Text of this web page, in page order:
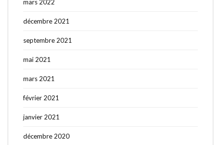
mars 2022
décembre 2021
septembre 2021
mai 2021
mars 2021
février 2021
janvier 2021
décembre 2020